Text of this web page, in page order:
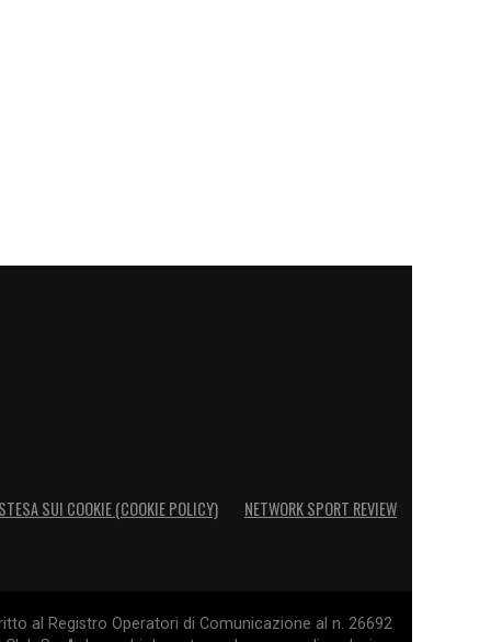
SUI COOKIE (COOKIE POLICY) NETWORK SPORT REVIEW
al Registro Operatori di Comunicazione al n. 26692